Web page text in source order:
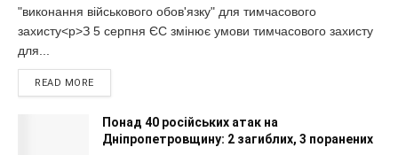
"виконання військового обов'язку" для тимчасового
захисту<p>З 5 серпня ЄС змінює умови тимчасового захисту
для...
READ MORE
Понад 40 російських атак на
Дніпропетровщину: 2 загиблих, 3 поранених